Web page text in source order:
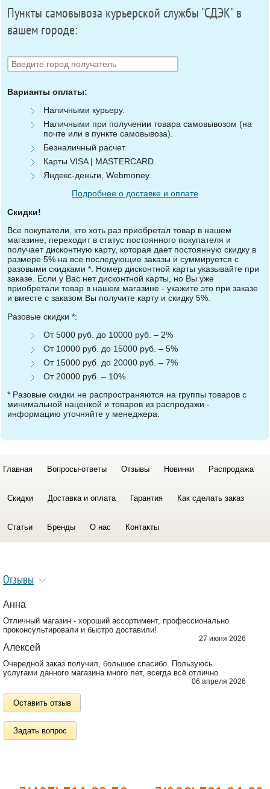
Пункты самовывоза курьерской службы "СДЭК" в
вашем городе:
Варианты оплаты:
Наличными курьеру.
Наличными при получении товара самовывозом (на
почте или в пункте самовывоза).
Безналичный расчет.
Карты VISA | MASTERCARD.
Яндекс-деньги, Webmoney.
Подробнее о доставке и оплате
Скидки!
Все покупатели, кто хоть раз приобретал товар в нашем
магазине, переходит в статус постоянного покупателя и
получает дисконтную карту, которая дает постоянную скидку в
размере 5% на все последующие заказы и суммируется с
разовыми скидками *. Номер дисконтной карты указывайте при
заказе. Если у Вас нет дисконтной карты, но Вы уже
приобретали товар в нашем магазине - укажите это при заказе
и вместе с заказом Вы получите карту и скидку 5%.
Разовые скидки *:
От 5000 руб. до 10000 руб. – 2%
От 10000 руб. до 15000 руб. – 5%
От 15000 руб. до 20000 руб. – 7%
От 20000 руб. – 10%
* Разовые скидки не распространяются на группы товаров с
минимальной наценкой и товаров из распродажи -
информацию уточняйте у менеджера.
Главная Вопросы-ответы Отзывы Новинки Распродажа
Скидки Доставка и оплата Гарантия Как сделать заказ
Статьи Бренды О нас Контакты
Отзывы
Анна
Отличный магазин - хороший ассортимент, профессионально
проконсультировали и быстро доставили!
27 июня 2026
Алексей
Очередной заказ получил, большое спасибо. Пользуюсь
услугами данного магазина много лет, всегда всё отлично.
06 апреля 2026
Оставить отзыв
Задать вопрос